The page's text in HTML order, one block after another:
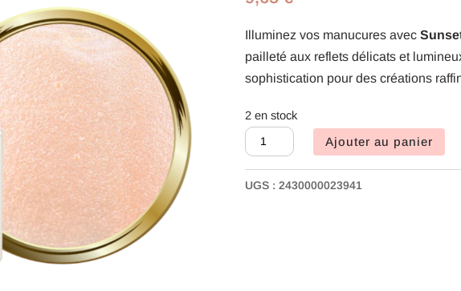
Illuminez vos manucures avec
pailleté aux reflets délicats et
sophistication pour des créations
2 en stock
quantité
de
Vernis
Ajouter au panier
UGS :2430000023941